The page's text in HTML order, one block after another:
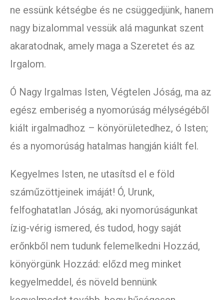
ne essünk kétségbe és ne csüggedjünk, hanem
nagy bizalommal vessük alá magunkat szent
akaratodnak, amely maga a Szeretet és az
Irgalom.
Ó Nagy Irgalmas Isten, Végtelen Jóság, ma az
egész emberiség a nyomorúság mélységéből
kiált irgalmadhoz – könyörületedhez, ó Isten;
és a nyomorúság hatalmas hangján kiált fel.
Kegyelmes Isten, ne utasítsd el e föld
száműzöttjeinek imáját! Ó, Urunk,
felfoghatatlan Jóság, aki nyomorúságunkat
ízig-vérig ismered, és tudod, hogy saját
erőnkből nem tudunk felemelkedni Hozzád,
könyörgünk Hozzád: előzd meg minket
kegyelmeddel, és növeld bennünk